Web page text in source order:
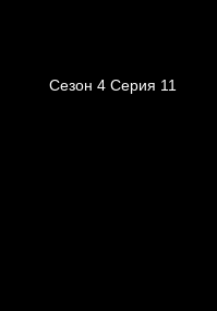
Сезон 4 Серия 11